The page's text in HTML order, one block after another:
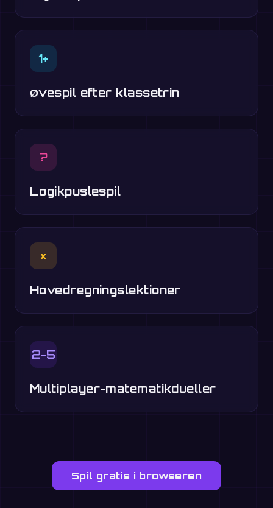
1+
Øvespil efter klassetrin
?
Logikpuslespil
×
Hovedregningslektioner
2-5
Multiplayer-matematikdueller
Spil gratis i browseren